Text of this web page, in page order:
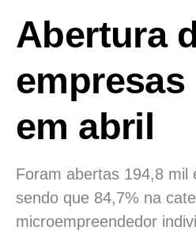
Abertura
empresas
em abril
Foram abertas 194,8 mil
sendo que 84,7% na
microempreendedor